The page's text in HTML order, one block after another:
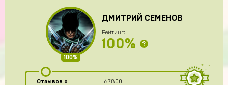
100%
ДМИТРИЙ СЕМЕНОВ
Рейтинг:
100% ?
Отзывов о
67800